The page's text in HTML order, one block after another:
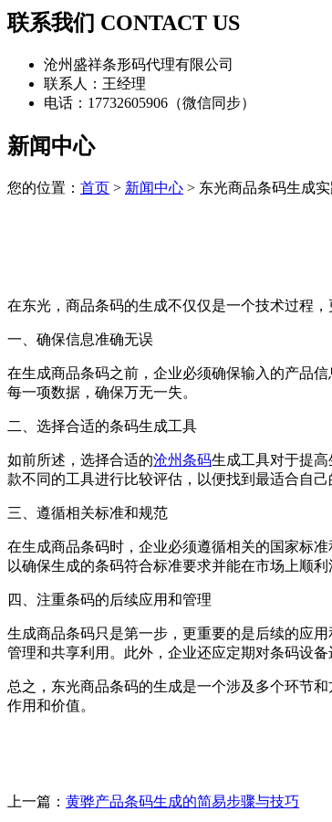
联系我们 CONTACT US
沧州盛祥条形码代理有限公司
联系人：王经理
电话：17732605906（微信同步）
新闻中心
您的位置： 首页 > 新闻中心 > 东光商品条码生成实
在东光，商品条码的生成不仅仅是一个技术过程
一、确保信息准确无误
在生成商品条码之前，企业必须确保输入的产品
每一项数据，确保万无一失。
二、选择合适的条码生成工具
如前所述，选择合适的沧州条码生成工具对于提
款不同的工具进行比较评估，以便找到最适合自己
三、遵循相关标准和规范
在生成商品条码时，企业必须遵循相关的国家标
以确保生成的条码符合标准要求并能在市场上顺利
四、注重条码的后续应用和管理
生成商品条码只是第一步，更重要的是后续的应
管理和共享利用。此外，企业还应定期对条码设
总之，东光商品条码的生成是一个涉及多个环节
作用和价值。
上一篇： 黄骅产品条码生成的简易步骤与技巧